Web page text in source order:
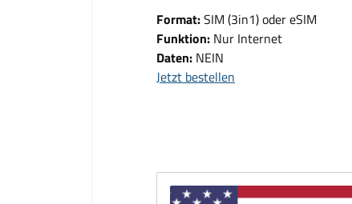
Format:SIM (3in1) oder eSIM
Funktion: Nur Internet
Daten: NEIN
Jetzt bestellen